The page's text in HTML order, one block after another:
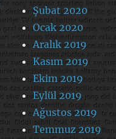
Şubat 2020
Ocak 2020
Aralık 2019
Kasım 2019
Ekim 2019
Eylül 2019
Ağustos 2019
Temmuz 2019